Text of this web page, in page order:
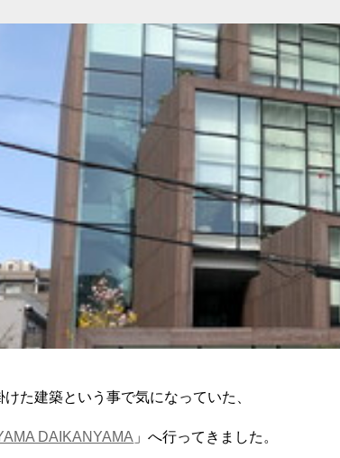
た建築という事で気になっていた、
DAIKANYAMA 」へ行ってきました。